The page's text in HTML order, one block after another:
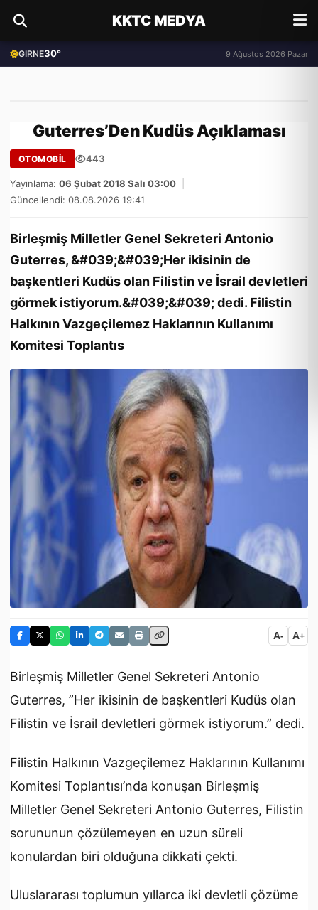
KKTC MEDYA
GIRNE30° 9 Ağustos 2026 Pazar
Guterres’Den Kudüs Açıklaması
OTOMOBİL 443
Yayınlama: 06 Şubat 2018 Salı 03:00
Güncellendi: 08.08.2026 19:41
Birleşmiş Milletler Genel Sekreteri Antonio
Guterres, &#039;&#039;Her ikisinin de
başkentleri Kudüs olan Filistin ve İsrail devletleri
görmek istiyorum.&#039;&#039; dedi. Filistin
Halkının Vazgeçilemez Haklarının Kullanımı
Komitesi Toplantıs
A- A+
Birleşmiş Milletler Genel Sekreteri Antonio
Guterres, ”Her ikisinin de başkentleri Kudüs olan
Filistin ve İsrail devletleri görmek istiyorum.” dedi.
Filistin Halkının Vazgeçilemez Haklarının Kullanımı
Komitesi Toplantısı’nda konuşan Birleşmiş
Milletler Genel Sekreteri Antonio Guterres, Filistin
sorununun çözülemeyen en uzun süreli
konulardan biri olduğuna dikkati çekti.
Uluslararası toplumun yıllarca iki devletli çözüme